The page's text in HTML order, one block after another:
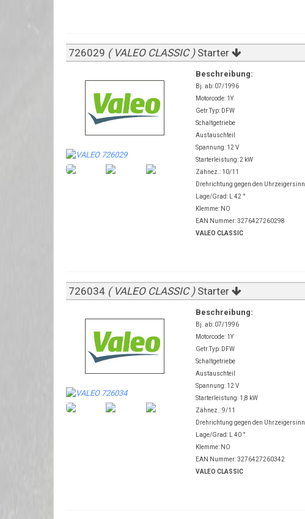
726029 ( VALEO CLASSIC ) Starter
Beschreibung:
Bj. ab: 07/1996
Motorcode: 1Y
Getr.Typ: DFW
Schaltgetriebe
Austauschteil
Spannung: 12 V
Starterleistung: 2 kW
Zähnez.: 10/11
Drehrichtung gegen den Uhrzeigersinn
Lage/Grad: L 42 °
Klemme: NO
EAN Nummer: 3276427260298
VALEO CLASSIC
726034 ( VALEO CLASSIC ) Starter
Beschreibung:
Bj. ab: 07/1996
Motorcode: 1Y
Getr.Typ: DFW
Schaltgetriebe
Austauschteil
Spannung: 12 V
Starterleistung: 1,8 kW
Zähnez.: 9/11
Drehrichtung gegen den Uhrzeigersinn
Lage/Grad: L 40 °
Klemme: NO
EAN Nummer: 3276427260342
VALEO CLASSIC